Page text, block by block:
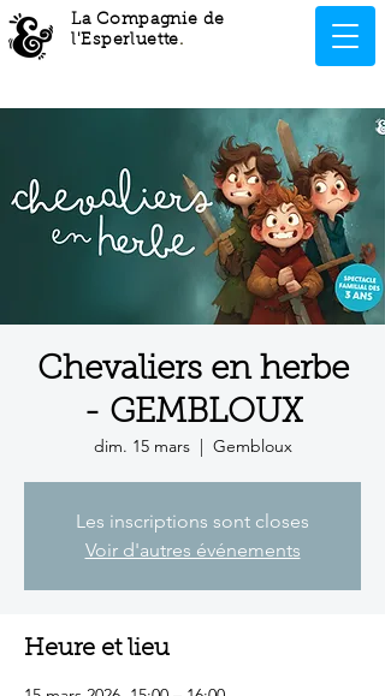
La Compagnie de
l'Esperluette.
Chevaliers en herbe
- GEMBLOUX
dim. 15 mars
  |
Gembloux
Les inscriptions sont closes
Voir d'autres événements
Heure et lieu